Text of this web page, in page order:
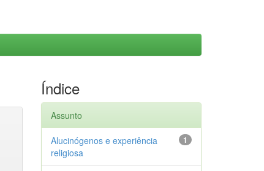
Índice
Assunto
1
Alucinógenos e experiência
religiosa